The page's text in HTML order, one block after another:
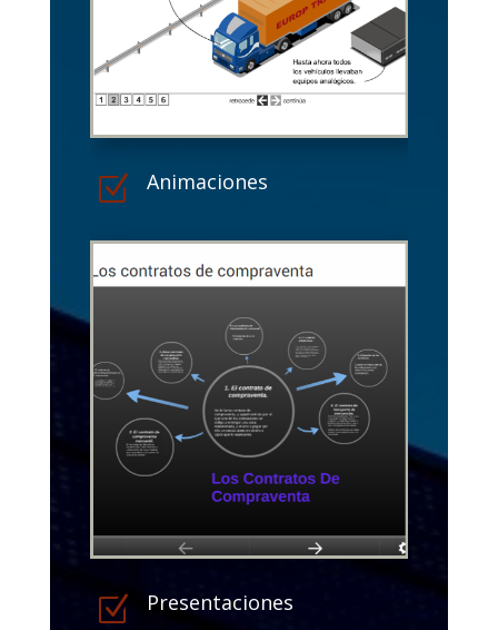
Z Animaciones
Z Presentaciones